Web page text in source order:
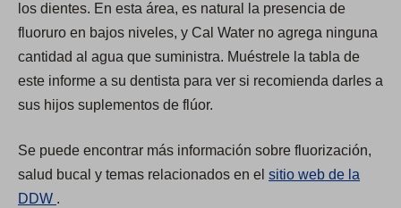
los dientes. En esta área, es natural la presencia de
fluoruro en bajos niveles, y Cal Water no agrega ninguna
cantidad al agua que suministra. Muéstrele la tabla de
este informe a su dentista para ver si recomienda darles a
sus hijos suplementos de flúor.
Se puede encontrar más información sobre fluorización,
salud bucal y temas relacionados en el sitio web de la
DDW .